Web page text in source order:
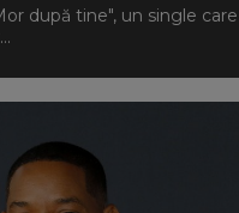
după tine", un single care